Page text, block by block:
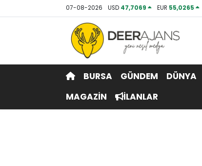
07-08-2026 USD 47,7069 EUR 55,0265
BURSA GÜNDEM DÜNYA
MAGAZİN
İLANLAR
Hava Durumu
Trafik Durumu
Tüm Manşetler